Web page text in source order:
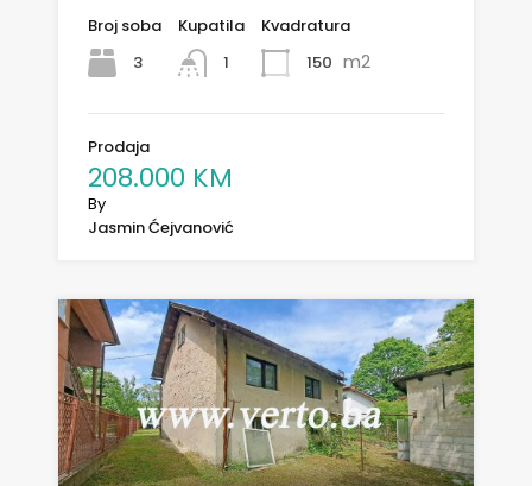
Broj soba
3
Kupatila
1
Kvadratura
150 m2
Prodaja
208.000 KM
By
Jasmin Ćejvanović